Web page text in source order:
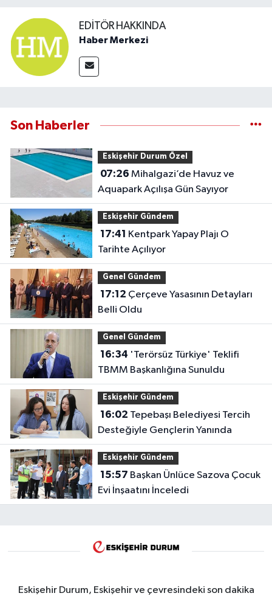
EDITÖR HAKKINDA
Haber Merkezi
Son Haberler
Eskişehir Durum Özel
07:26
Aquapark Açılışa Gün Sayıyor
Eskişehir Gündem
17:41
Tarihte Açılıyor
Genel Gündem
17:12
Belli Oldu
Genel Gündem
16:34
TBMM Başkanlığına Sunuldu
Eskişehir Gündem
16:02
Desteğiyle Gençlerin Yanında
Eskişehir Gündem
15:57
Evi İnşaatını İnceledi
Eskişehir Durum, Eskişehir ve çevresindeki son dakika